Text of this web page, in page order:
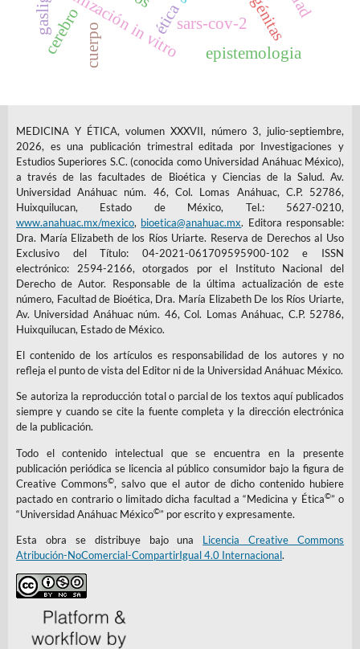
fertilización in vitro
éticasars-cov-2
cuerpo
cerebro epistemologia
MEDICINA Y ÉTICA, volumen XXXVII, número 3, julio-septiembre,
2026, es una publicación trimestral editada por Investigaciones y
Estudios Superiores S.C. (conocida como Universidad Anáhuac México),
a través de las facultades de Bioética y Ciencias de la Salud. Av.
Universidad Anáhuac núm. 46, Col. Lomas Anáhuac, C.P. 52786,
Huixquilucan, Estado de México, Tel.: 5627-0210,
www.anahuac.mx/mexico, bioetica@anahuac.mx. Editora responsable:
Dra. María Elizabeth de los Ríos Uriarte. Reserva de Derechos al Uso
Exclusivo del Título: 04-2021-061709595900-102 e ISSN
electrónico: 2594-2166, otorgados por el Instituto Nacional del
Derecho de Autor. Responsable de la última actualización de este
número, Facultad de Bioética, Dra. María Elizabeth De los Ríos Uriarte,
Av. Universidad Anáhuac núm. 46, Col. Lomas Anáhuac, C.P. 52786,
Huixquilucan, Estado de México.
El contenido de los artículos es responsabilidad de los autores y no
refleja el punto de vista del Editor ni de la Universidad Anáhuac México.
Se autoriza la reproducción total o parcial de los textos aquí publicados
siempre y cuando se cite la fuente completa y la dirección electrónica
de la publicación.
Todo el contenido intelectual que se encuentra en la presente
publicación periódica se licencia al público consumidor bajo la figura de
Creative Commons©, salvo que el autor de dicho contenido hubiere
pactado en contrario o limitado dicha facultad a “Medicina y Ética©” o
“Universidad Anáhuac México©” por escrito y expresamente.
Esta obra se distribuye bajo una Licencia Creative Commons
Atribución-NoComercial-CompartirIgual 4.0 Internacional.